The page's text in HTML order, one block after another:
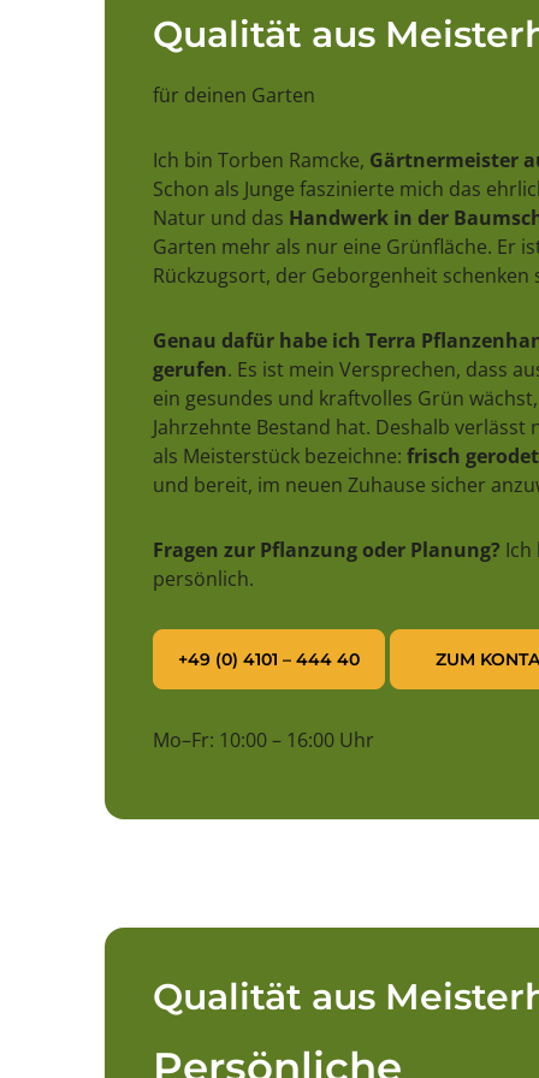
Qualität aus
für deinen Garten
Ich bin Torben Ramcke, Gärtnermeister
Schon als Junge faszinierte mich das
Natur und das Handwerk in der
Garten mehr als nur eine Grünfläche. Er
Rückzugsort, der Geborgenheit schenken
Genau dafür habe ich Terra
gerufen. Es ist mein Versprechen, dass
ein gesundes und kraftvolles Grün
Jahrzehnte Bestand hat. Deshalb verlässt
als Meisterstück bezeichne: frisch
und bereit, im neuen Zuhause sicher
Fragen zur Pflanzung oder Planung? Ich
persönlich.
+49 (0) 4101 – 444 40 ZUM
Mo–Fr: 10:00 – 16:00 Uhr
Qualität aus
Persönliche